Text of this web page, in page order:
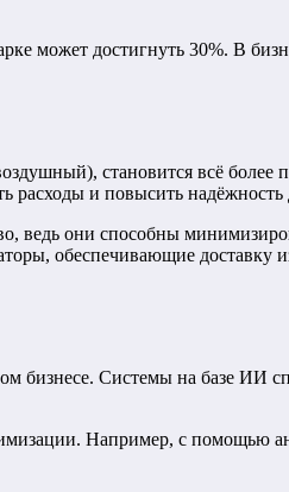
может достигнуть 30%. В
становится всё более
расходы и повысить надёжность
они способны
обеспечивающие
бизнесе. Системы на базе ИИ
Например, с помощью